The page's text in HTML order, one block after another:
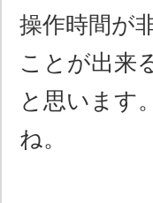
操作時間が
ことが出来
と思います
ね。